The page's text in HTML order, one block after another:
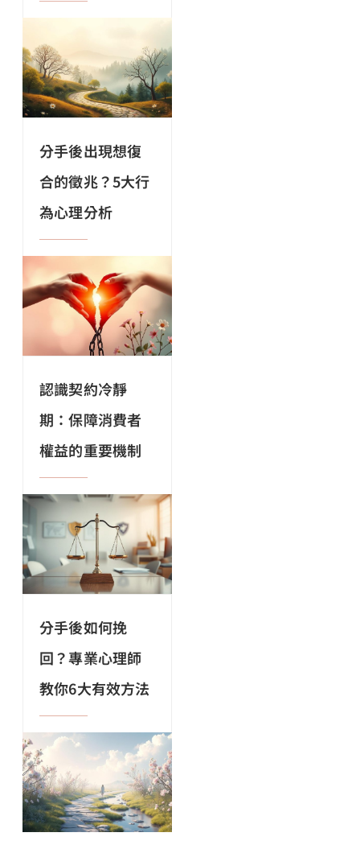
分手後出現想復
合的徵兆？5大行
為心理分析
認識契約冷靜
期：保障消費者
權益的重要機制
分手後如何挽
回？專業心理師
教你6大有效方法